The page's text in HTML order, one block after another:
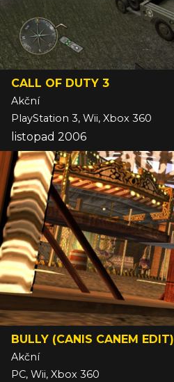
CALL OF DUTY 3
Akční
PlayStation 3, Wii, Xbox 360
listopad 2006
BULLY (CANIS CANEM EDIT)
Akční
PC, Wii, Xbox 360